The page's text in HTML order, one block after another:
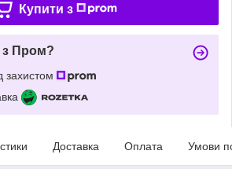
Купити з
з Пром?
захистом
Доставка Оплата Умови